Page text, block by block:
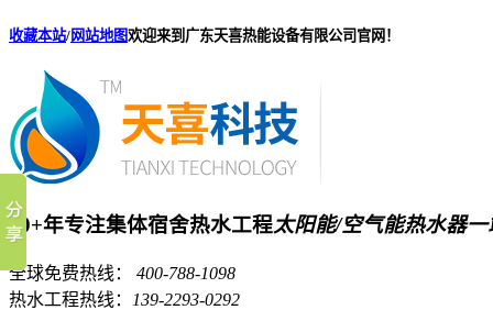
收藏本站/网站地图欢迎来到广东天喜热能设备有限公司官网！
20+年专注集体宿舍热水工程太阳能/空气能热水器
全球免费热线： 400-788-1098
热水工程热线：
139-2293-0292